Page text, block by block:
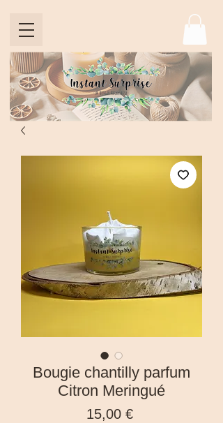
Bougie chantilly parfum
Citron Meringué
15,00 €Prezzo